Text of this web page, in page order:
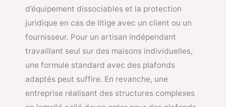
d’équipement dissociables et la protection
juridique en cas de litige avec un client ou un
fournisseur. Pour un artisan indépendant
travaillant seul sur des maisons individuelles,
une formule standard avec des plafonds
adaptés peut suffire. En revanche, une
entreprise réalisant des structures complexes